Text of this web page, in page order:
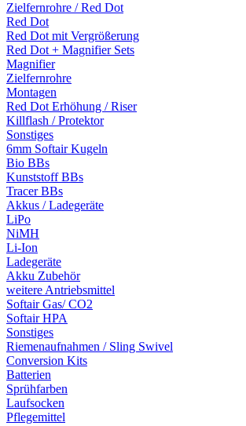
Zielfernrohre / Red Dot
Red Dot
Red Dot mit Vergrößerung
Red Dot + Magnifier Sets
Magnifier
Zielfernrohre
Montagen
Red Dot Erhöhung / Riser
Killflash / Protektor
Sonstiges
6mm Softair Kugeln
Bio BBs
Kunststoff BBs
Tracer BBs
Akkus / Ladegeräte
LiPo
NiMH
Li-Ion
Ladegeräte
Akku Zubehör
weitere Antriebsmittel
Softair Gas/ CO2
Softair HPA
Sonstiges
Riemenaufnahmen / Sling Swivel
Conversion Kits
Batterien
Sprühfarben
Laufsocken
Pflegemittel